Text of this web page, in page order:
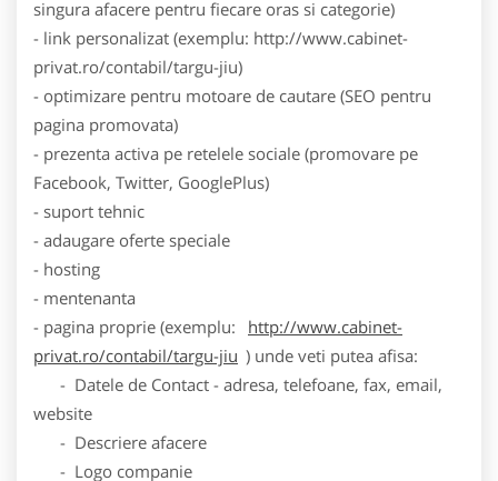
singura afacere pentru fiecare oras si categorie)
- link personalizat (exemplu: http://www.cabinet-
privat.ro/contabil/targu-jiu)
- optimizare pentru motoare de cautare (SEO pentru
pagina promovata)
- prezenta activa pe retelele sociale (promovare pe
Facebook, Twitter, GooglePlus)
- suport tehnic
- adaugare oferte speciale
- hosting
- mentenanta
- pagina proprie (exemplu:
http://www.cabinet-
privat.ro/contabil/targu-jiu ) unde veti putea afisa:
- Datele de Contact - adresa, telefoane, fax, email,
website
- Descriere afacere
- Logo companie